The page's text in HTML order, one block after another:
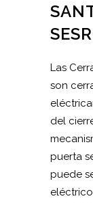
Las
son
del
puerta
puede